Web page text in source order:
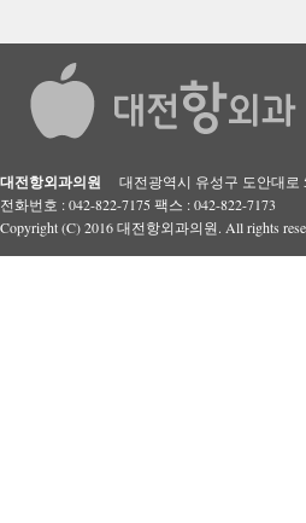
대전항외과의원 대전광역시 유성구 도안대로
전화번호 : 042-822-7175 팩스 : 042-822-7173
Copyright (C) 2016 대전항외과의원. All rights